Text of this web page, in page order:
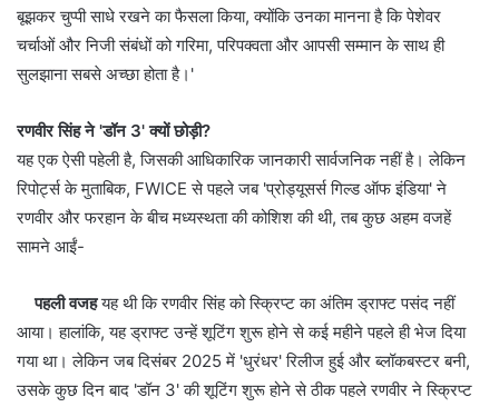
बूझकर चुप्पी साधे रखने का फैसला किया, क्योंकि उनका मानना है कि पेशेवर
चर्चाओं और निजी संबंधों को गरिमा, परिपक्वता और आपसी सम्मान के साथ ही
सुलझाना सबसे अच्छा होता है।'
रणवीर सिंह ने 'डॉन 3' क्यों छोड़ी?
यह एक ऐसी पहेली है, जिसकी आध‍िकारिक जानकारी सार्वजनिक नहीं है। लेकिन
रिपोर्ट्स के मुताबिक, FWICE से पहले जब 'प्रोड्यूसर्स गिल्ड ऑफ इंडिया' ने
रणवीर और फरहान के बीच मध्यस्थता की कोश‍िश की थी, तब कुछ अहम वजहें
सामने आईं-
पहली वजहयह थी कि रणवीर सिंह को स्क्रिप्ट का अंतिम ड्राफ्ट पसंद नहीं
आया। हालांकि, यह ड्राफ्ट उन्हें शूटिंग शुरू होने से कई महीने पहले ही भेज दिया
गया था। लेकिन जब दिसंबर 2025 में 'धुरंधर' रिलीज हुई और ब्‍लॉकबस्‍टर बनी,
उसके कुछ दिन बाद 'डॉन 3' की शूटिंग शुरू होने से ठीक पहले रणवीर ने स्‍क्र‍िप्‍ट